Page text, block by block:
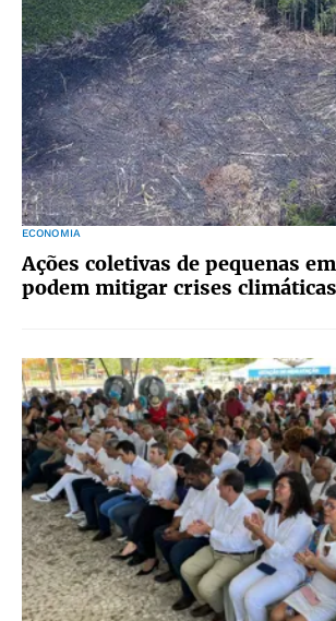
ECONOMIA
Ações coletivas de pequenas
podem mitigar crises climáticas